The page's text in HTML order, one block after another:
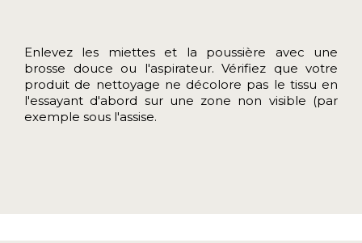
Enlevez les miettes et la poussière avec une
brosse douce ou l'aspirateur. Vérifiez que votre
produit de nettoyage ne décolore pas le tissu en
l'essayant d'abord sur une zone non visible (par
exemple sous l'assise.